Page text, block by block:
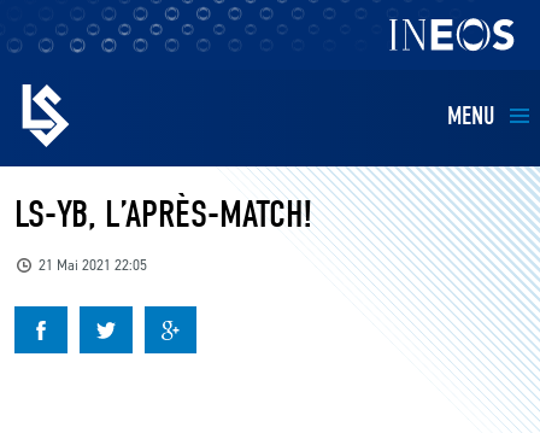
MENU
EQUIPES
BILLETTERIE
FANS
LS-YB, L’APRÈS-MATCH!
21 Mai 2021 22:05